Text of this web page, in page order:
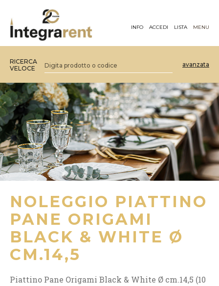
INFO ACCEDI LISTA MENU
RICERCA
VELOCE
avanzata
NOLEGGIO PIATTINO
PANE ORIGAMI
BLACK & WHITE Ø
CM.14,5
Piattino Pane Origami Black & White Ø cm.14,5 (10